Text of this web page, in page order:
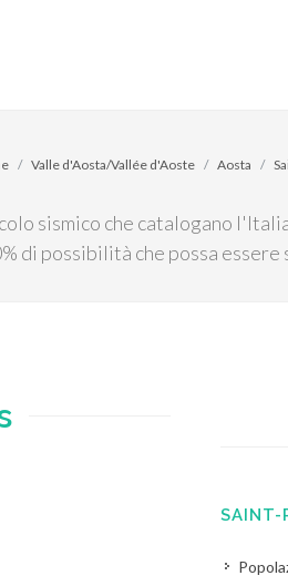
sismico che catalogano
di possibilità che possa essere
Valle d'Aosta/Vallée d'Aoste Aosta
SAINT-